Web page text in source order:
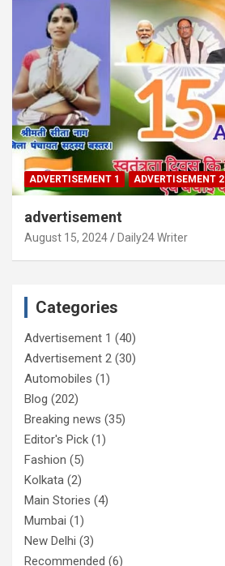
ADVERTISEMENT 1 ADVERTISEMENT 2
advertisement
August 15, 2024 Daily24 Writer
Categories
Advertisement 1 (40)
Advertisement 2 (30)
Automobiles (1)
Blog (202)
Breaking news (35)
Editor's Pick (1)
Fashion (5)
Kolkata (2)
Main Stories (4)
Mumbai (1)
New Delhi (3)
Recommended (6)